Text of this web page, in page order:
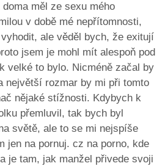
měl ze sexu mého
v době mé nepřítomnosti,
ale věděl bych, že exitují
jsem je mohl mít alespoň pod
velké to bylo. Nicméně začal by
největší rozmar by mi při tomto
nějaké stížnosti. Kdybych k
přemluvil, tak bych byl
světě, ale to se mi nejspíše
jen na pornuj. cz na porno, kde
je tam, jak manžel přivede svoji